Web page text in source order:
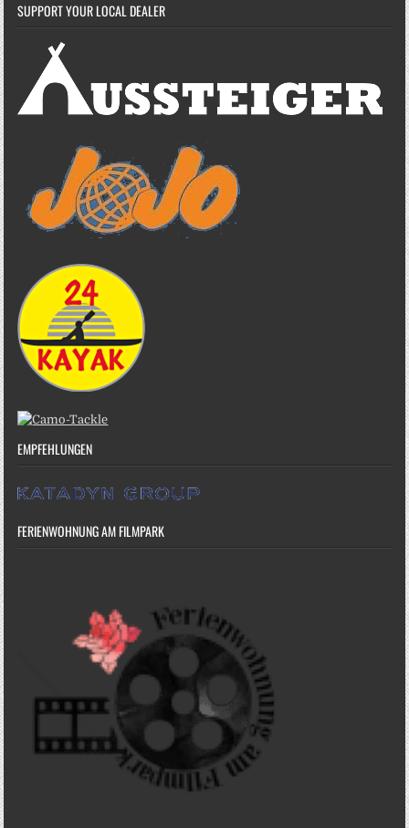
SUPPORT YOUR LOCAL DEALER
EMPFEHLUNGEN
FERIENWOHNUNG AM FILMPARK